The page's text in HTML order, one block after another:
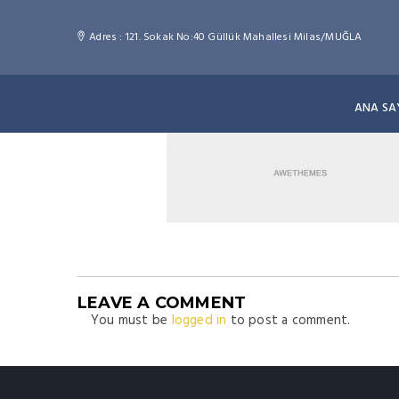
Adres : 121. Sokak No:40 Güllük Mahallesi Milas/MUĞLA
ANA
LEAVE A COMMENT
You must be logged in to post a comment.